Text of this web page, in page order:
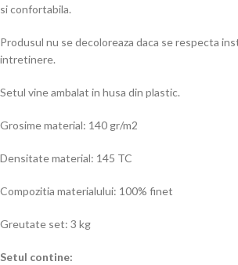
si confortabila.
Produsul nu se decoloreaza daca se respecta
intretinere.
Setul vine ambalat in husa din plastic.
Grosime material: 140 gr/m2
Densitate material: 145 TC
Compozitia materialului: 100% finet
Greutate set: 3 kg
Setul contine: